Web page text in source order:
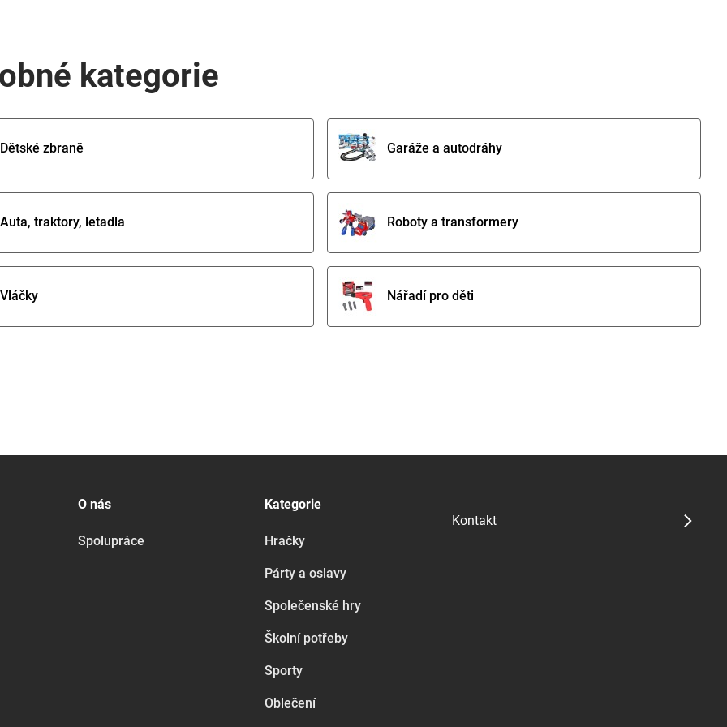
kategorie
Dětské zbraně Garáže a autodráhy
Auta, traktory, letadla Roboty a transformery
Vláčky Nářadí pro děti
O nás
Spolupráce
Kategorie
Hračky
Párty a oslavy
Společenské hry
Školní potřeby
Sporty
Oblečení
Kontakt